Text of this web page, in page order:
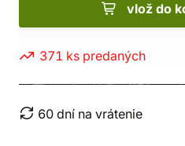
vlož do
371 ks predaných
60 dní na vrátenie